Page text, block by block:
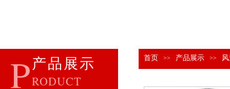
P产品展示
RODUCT
首页 >> 产品展示 >>